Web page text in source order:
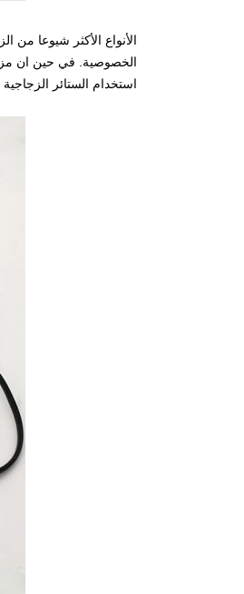
الأنواع الأكثر شيوعا من
الخصوصية. في حين ان
استخدام الستائر